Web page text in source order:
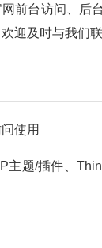
前台访问、后
迎及时与我们联
使用
主题/插件、